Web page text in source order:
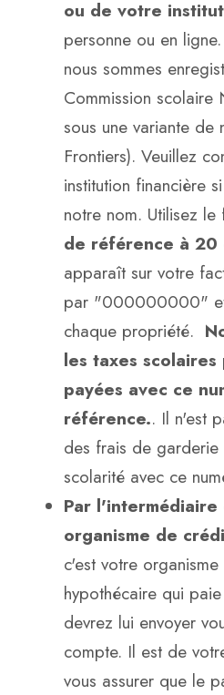
ou de votre
personne ou en
nous sommes
Commission scolaire
sous une variante
Frontiers). Veuillez
institution financière
notre nom. Utilisez le
de référence à 20
apparaît sur votre
par "000000000"
chaque propriété.
les taxes
payées avec ce
référence.. Il n'est
des frais de
scolarité avec ce
Par
organisme de
c'est votre
hypothécaire qui
devrez lui envoyer
compte. Il est de
vous assurer que le